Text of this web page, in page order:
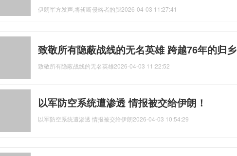
伊朗军方发声,将斩断侵略者的腿2026-04-03 11:27:41
致敬所有隐蔽战线的无名英雄 跨越76年的归乡
致敬所有隐蔽战线的无名英雄2026-04-03 11:22:52
以军防空系统遭渗透 情报被交给伊朗！
以军防空系统遭渗透 情报被交给伊朗2026-04-03 10:54:29